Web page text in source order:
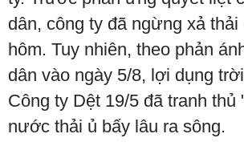
dân, công ty đã ngừng xả
hôm. Tuy nhiên, theo phản
dân vào ngày 5/8, lợi dụng
Công ty Dệt 19/5 đã tranh thủ
nước thải ủ bấy lâu ra sông.